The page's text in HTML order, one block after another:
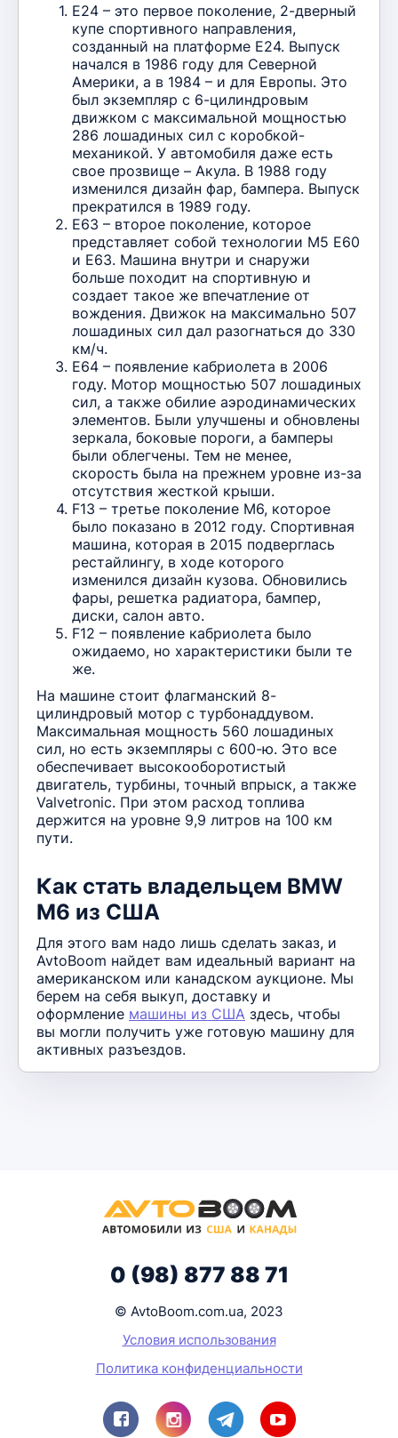
E24 – это первое поколение, 2-дверный
купе спортивного направления,
созданный на платформе E24. Выпуск
начался в 1986 году для Северной
Америки, а в 1984 – и для Европы. Это
был экземпляр с 6-цилиндровым
движком с максимальной мощностью
286 лошадиных сил с коробкой-
механикой. У автомобиля даже есть
свое прозвище – Акула. В 1988 году
изменился дизайн фар, бампера. Выпуск
прекратился в 1989 году.
E63 – второе поколение, которое
представляет собой технологии М5 Е60
и Е63. Машина внутри и снаружи
больше походит на спортивную и
создает такое же впечатление от
вождения. Движок на максимально 507
лошадиных сил дал разогнаться до 330
км/ч.
E64 – появление кабриолета в 2006
году. Мотор мощностью 507 лошадиных
сил, а также обилие аэродинамических
элементов. Были улучшены и обновлены
зеркала, боковые пороги, а бамперы
были облегчены. Тем не менее,
скорость была на прежнем уровне из-за
отсутствия жесткой крыши.
F13 – третье поколение М6, которое
было показано в 2012 году. Спортивная
машина, которая в 2015 подверглась
рестайлингу, в ходе которого
изменился дизайн кузова. Обновились
фары, решетка радиатора, бампер,
диски, салон авто.
F12 – появление кабриолета было
ожидаемо, но характеристики были те
же.
На машине стоит флагманский 8-
цилиндровый мотор с турбонаддувом.
Максимальная мощность 560 лошадиных
сил, но есть экземпляры с 600-ю. Это все
обеспечивает высокооборотистый
двигатель, турбины, точный впрыск, а также
Valvetronic. При этом расход топлива
держится на уровне 9,9 литров на 100 км
пути.
Как стать владельцем BMW
М6 из США
Для этого вам надо лишь сделать заказ, и
AvtoBoom найдет вам идеальный вариант на
американском или канадском аукционе. Мы
берем на себя выкуп, доставку и
оформление машины из США здесь, чтобы
вы могли получить уже готовую машину для
активных разъездов.
0 (98) 877 88 71
© AvtoBoom.com.ua, 2023
Условия использования
Политика конфиденциальности